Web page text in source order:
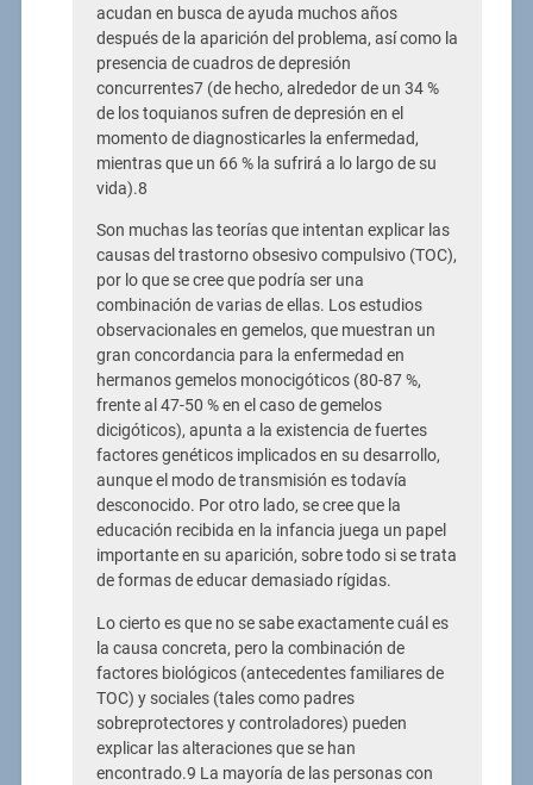
acudan en busca de ayuda muchos años
después de la aparición del problema, así como la
presencia de cuadros de depresión
concurrentes7 (de hecho, alrededor de un 34 %
de los toquianos sufren de depresión en el
momento de diagnosticarles la enfermedad,
mientras que un 66 % la sufrirá a lo largo de su
vida).8
Son muchas las teorías que intentan explicar las
causas del trastorno obsesivo compulsivo (TOC),
por lo que se cree que podría ser una
combinación de varias de ellas. Los estudios
observacionales en gemelos, que muestran un
gran concordancia para la enfermedad en
hermanos gemelos monocigóticos (80-87 %,
frente al 47-50 % en el caso de gemelos
dicigóticos), apunta a la existencia de fuertes
factores genéticos implicados en su desarrollo,
aunque el modo de transmisión es todavía
desconocido. Por otro lado, se cree que la
educación recibida en la infancia juega un papel
importante en su aparición, sobre todo si se trata
de formas de educar demasiado rígidas.
Lo cierto es que no se sabe exactamente cuál es
la causa concreta, pero la combinación de
factores biológicos (antecedentes familiares de
TOC) y sociales (tales como padres
sobreprotectores y controladores) pueden
explicar las alteraciones que se han
encontrado.9 La mayoría de las personas con